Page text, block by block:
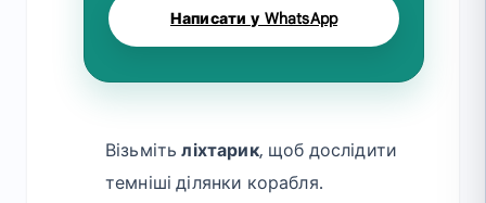
Написати у WhatsApp
Візьмітьліхтарик, щоб дослідити
темніші ділянки корабля.